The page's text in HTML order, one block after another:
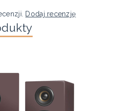
Dodaj recenzję